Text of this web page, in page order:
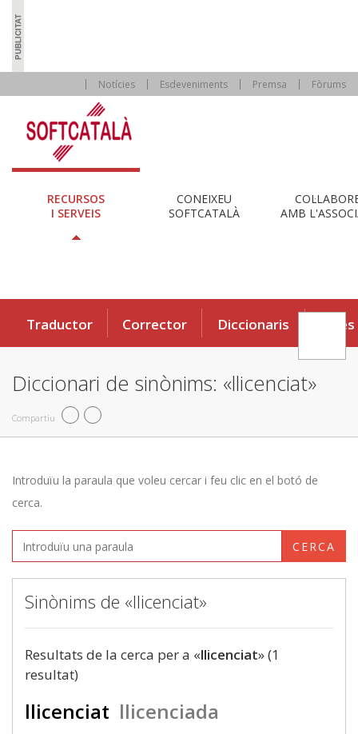
Notícies Esdeveniments Premsa Fòrums
RECURSOS
I SERVEIS
CONEIXEU
SOFTCATALÀ
AMB
Traductor Corrector Diccionaris Eines
Diccionari de sinònims: «llicenciat»
Compartiu
Introduïu la paraula que voleu cercar i feu clic en el botó de
cerca.
CERCA
Sinònims de «llicenciat»
Resultats de la cerca per a «llicenciat» (1
resultat)
llicenciat llicenciada